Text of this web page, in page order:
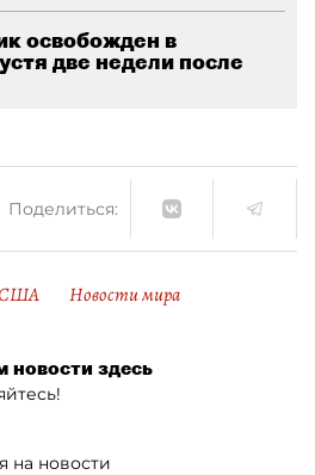
освобожден в
две недели после
Поделиться:
Новости мира
здесь
на новости